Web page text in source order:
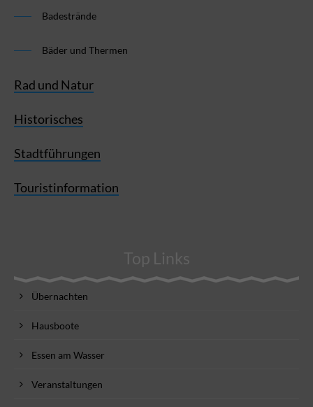
Badestrände
Bäder und Thermen
Rad und Natur
Historisches
Stadtführungen
Touristinformation
Top Links
Übernachten
Hausboote
Essen am Wasser
Veranstaltungen